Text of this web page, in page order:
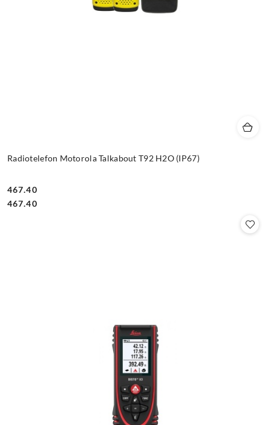
Radiotelefon Motorola Talkabout T92 H2O (IP67)
Cena:
467.40
Cena:
467.40